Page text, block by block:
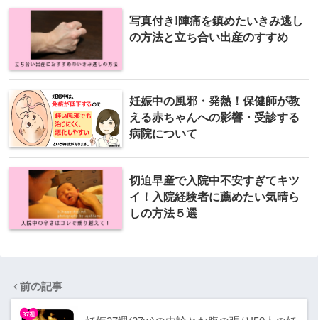
写真付き!陣痛を鎮めたいきみ逃し
の方法と立ち合い出産のすすめ
妊娠中の風邪・発熱！保健師が教
える赤ちゃんへの影響・受診する
病院について
切迫早産で入院中不安すぎてキツ
イ！入院経験者に薦めたい気晴ら
しの方法５選
前の記事